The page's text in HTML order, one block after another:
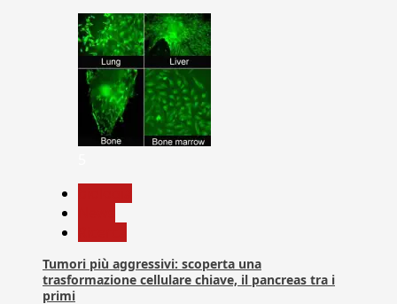
Tumori più aggressivi: scoperta una
trasformazione cellulare chiave, il pancreas tra i
primi